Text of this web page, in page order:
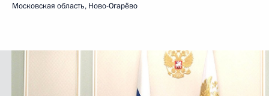
Московская область, Ново-Огарёво